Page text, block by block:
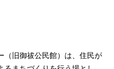
（旧御祓公民館）は、住民が